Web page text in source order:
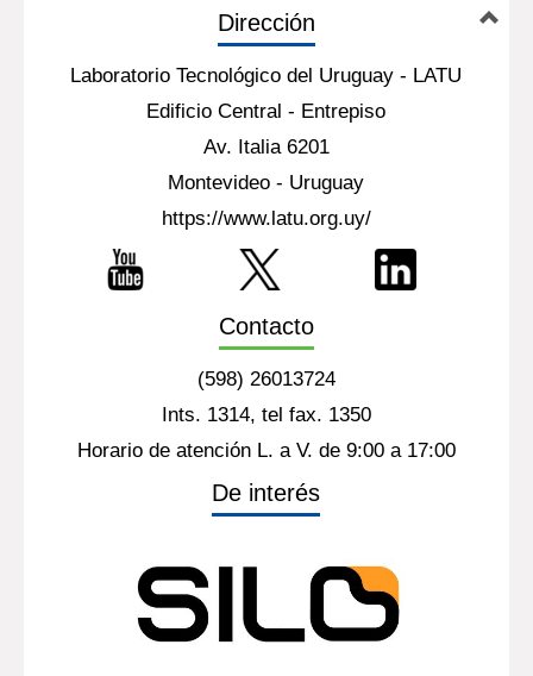
Dirección
Laboratorio Tecnológico del Uruguay - LATU
Edificio Central - Entrepiso
Av. Italia 6201
Montevideo - Uruguay
https://www.latu.org.uy/
Contacto
(598) 26013724
Ints. 1314, tel fax. 1350
Horario de atención L. a V. de 9:00 a 17:00
De interés